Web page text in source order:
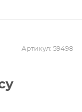
Артикул: 59498